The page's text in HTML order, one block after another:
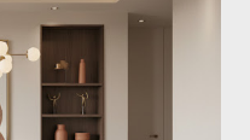
Thước Thảm Phòng
(Kèm Bảng Kích Thước) Vì
quan trọng? Trong thiết
trang trí mà còn đóng